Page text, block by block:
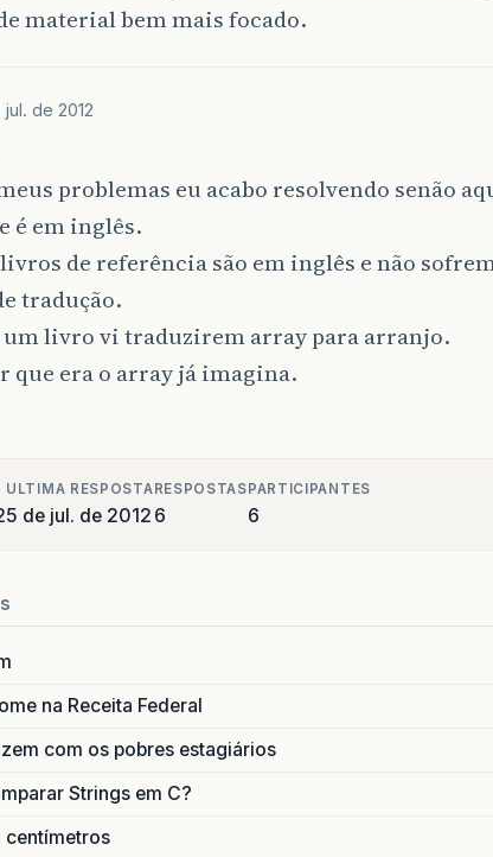
material bem mais focado.
de 2012
problemas eu acabo resolvendo senão
é em inglês.
de referência são em inglês e não
tradução.
um livro vi traduzirem array para arranjo.
que era o array já imagina.
ULTIMA RESPOSTA
5 de jul. de 2012
RESPOSTAS
6
PARTICIPANTES
6
na Receita Federal
com os pobres estagiários
Strings em C?
centímetros